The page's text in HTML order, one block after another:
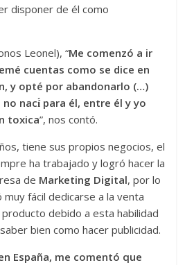
disponer de él como
Leonel), “Me comenzó a ir
cuentas como se dice en
y opté por abandonarlo (…)
nací́ para él, entre él y yo
toxica”, nos contó.
tiene sus propios negocios, el
ha trabajado y logró hacer la
de Marketing Digital, por lo
fácil dedicarse a la venta
debido a esta habilidad
bien como hacer publicidad.
España, me comentó que